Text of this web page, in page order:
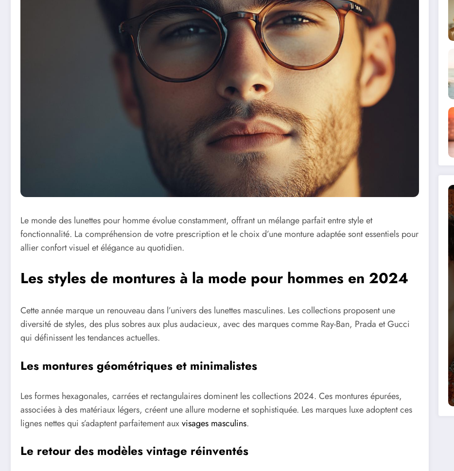
Le monde des lunettes pour homme évolue constamment, offrant un mélange parfait entre style et
fonctionnalité. La compréhension de votre prescription et le choix d’une monture adaptée sont essentiels pour
allier confort visuel et élégance au quotidien.
Les styles de montures à la mode pour hommes en 2024
Cette année marque un renouveau dans l’univers des lunettes masculines. Les collections proposent une
diversité de styles, des plus sobres aux plus audacieux, avec des marques comme Ray-Ban, Prada et Gucci
qui définissent les tendances actuelles.
Les montures géométriques et minimalistes
Les formes hexagonales, carrées et rectangulaires dominent les collections 2024. Ces montures épurées,
associées à des matériaux légers, créent une allure moderne et sophistiquée. Les marques luxe adoptent ces
lignes nettes qui s’adaptent parfaitement auxvisages masculins.
Le retour des modèles vintage réinventés